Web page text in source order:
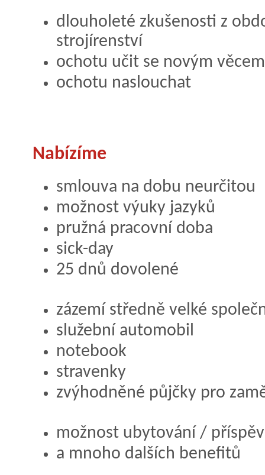
dlouholeté zkušenosti z
strojírenství
ochotu učit se novým věcem
ochotu naslouchat
Nabízíme
smlouva na dobu neurčitou
možnost výuky jazyků
pružná pracovní doba
sick-day
25 dnů dovolené
zázemí středně velké
služební automobil
notebook
stravenky
zvýhodněné půjčky pro
možnost ubytování /
a mnoho dalších benefitů